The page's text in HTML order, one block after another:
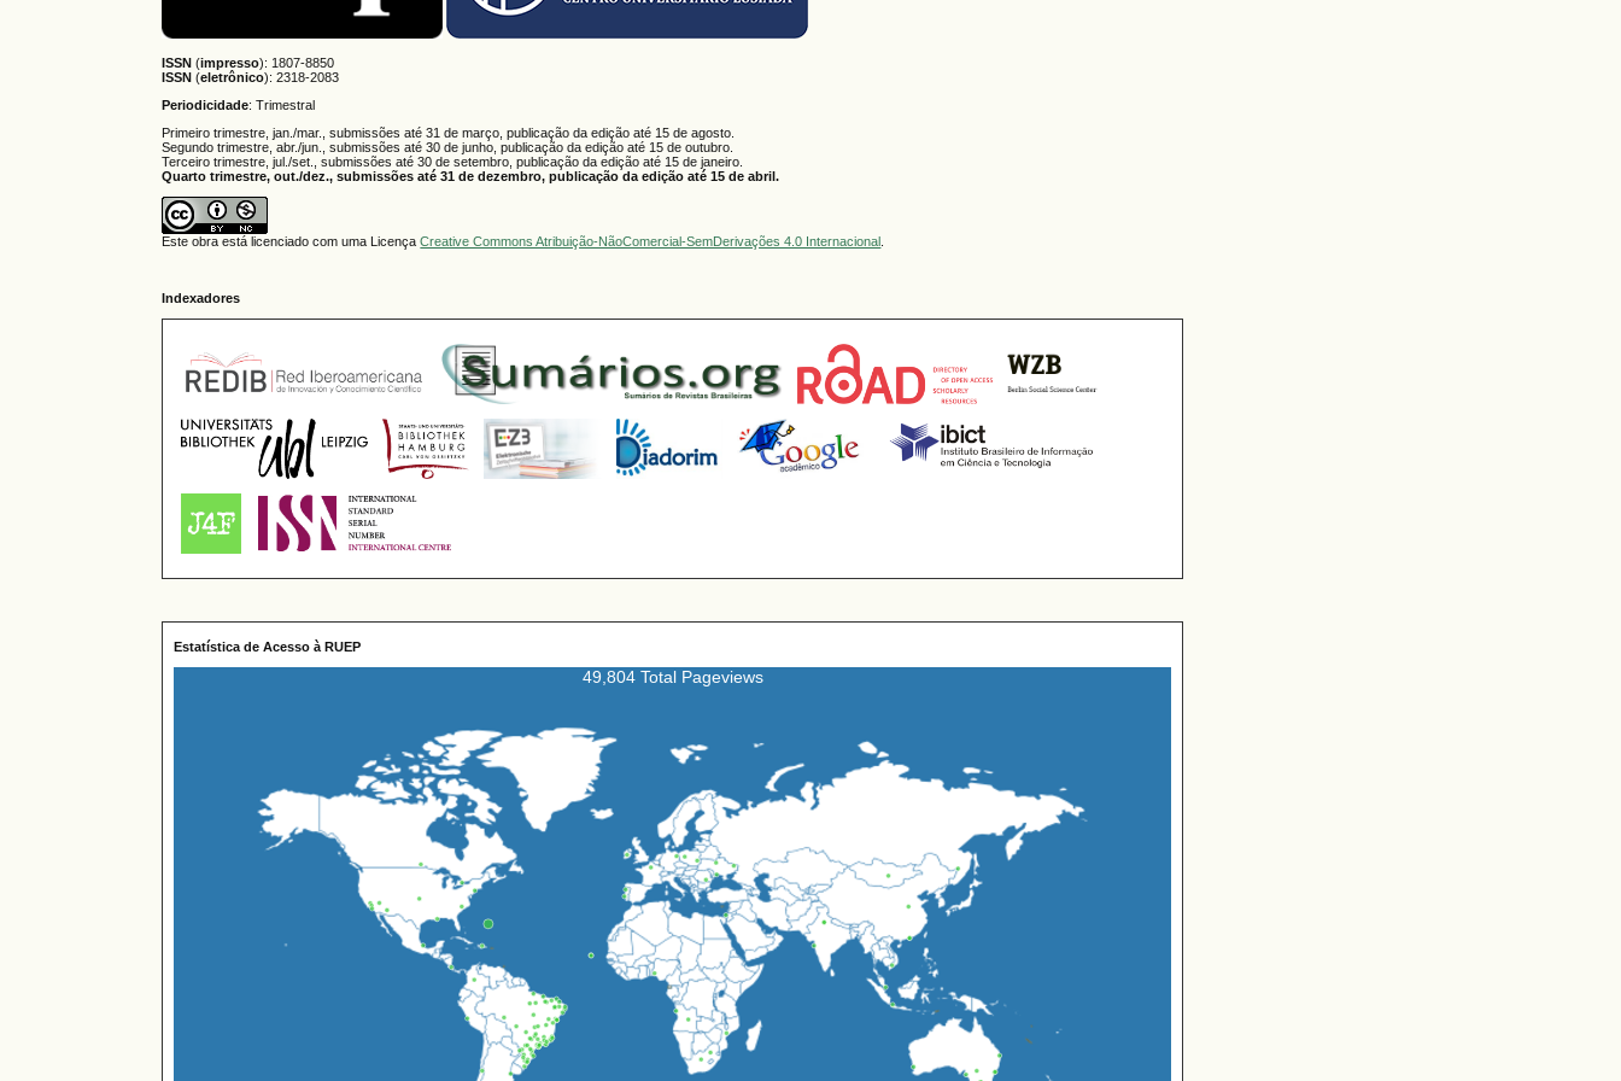
ISSN (impresso): 1807-8850
ISSN (eletrônico):2318-2083
Periodicidade: Trimestral
Primeiro trimestre, jan./mar., submissões até 31 de março, publicação da edição até 15 de agosto.
Segundo trimestre, abr./jun., submissões até 30 de junho, publicação da edição até 15 de outubro.
Terceiro trimestre, jul./set., submissões até 30 de setembro, publicação da edição até 15 de janeiro.
Quarto trimestre, out./dez., submissões até 31 de dezembro, publicação da edição até 15 de abril.
Este obra está licenciado com uma LicençaCreative Commons Atribuição-NãoComercial-SemDerivações 4.0 Internacional
Indexadores
Estatística de Acesso à RUEP
49,804 Total Pageviews